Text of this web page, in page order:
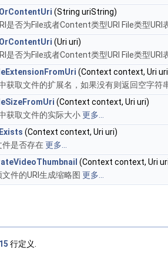
(String uriString)
是否为File或者Content类型URI File类型
(Uri uri)
是否为File或者Content类型URI File类型
(Context context, Uri
获取文件的扩展名，如果没有则返回空字符
(Context context, Uri uri)
获取文件的实际大小更多...
(Context context, Uri uri)
件是否存在更多...
(Context context, Uri
文件的URI生成缩略图 更多...
15 行定义.